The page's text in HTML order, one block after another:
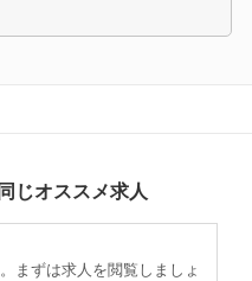
じオススメ求人
まずは求人を閲覧しましょ